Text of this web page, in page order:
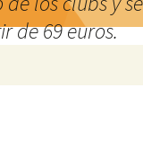
de 69 euros.